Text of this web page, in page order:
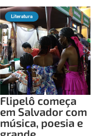
Literatura
Flipelô começa
em Salvador com
música, poesia e